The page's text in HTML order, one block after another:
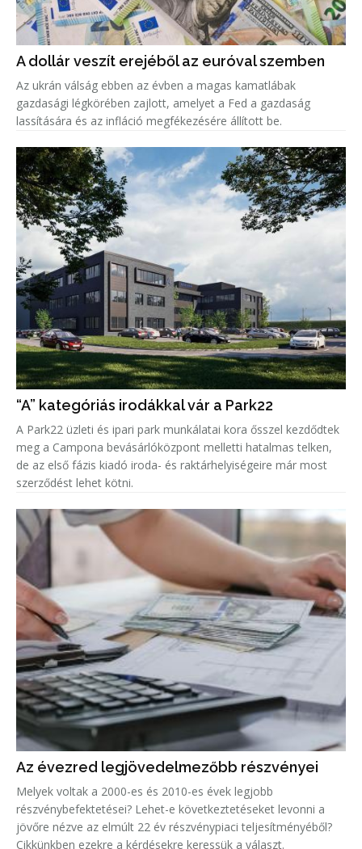
A dollár veszít erejéből az euróval szemben
Az ukrán válság ebben az évben a magas kamatlábak
gazdasági légkörében zajlott, amelyet a Fed a gazdaság
lassítására és az infláció megfékezésére állított be.
“A” kategóriás irodákkal vár a Park22
A Park22 üzleti és ipari park munkálatai kora ősszel kezdődtek
meg a Campona bevásárlóközpont melletti hatalmas telken,
de az első fázis kiadó iroda- és raktárhelyiségeire már most
szerződést lehet kötni.
Az évezred legjövedelmezőbb részvényei
Melyek voltak a 2000-es és 2010-es évek legjobb
részvénybefektetései? Lehet-e következtetéseket levonni a
jövőre nézve az elmúlt 22 év részvénypiaci teljesítményéből?
Cikkünkben ezekre a kérdésekre keressük a választ.